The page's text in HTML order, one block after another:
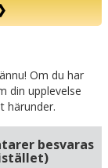
Om du har
din upplevelse
härunder.
besvaras